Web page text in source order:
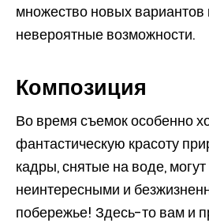
множество новых вариантов
невероятные возможности.
Композиция
Во время съемок особенно
фантастическую красоту
кадры, снятые на воде, могут
неинтересными и
побережье! Здесь-то вам и